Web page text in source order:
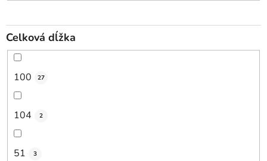
Celková dĺžka
100 27
104 2
51 3